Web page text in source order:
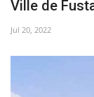
Ville de
Jul 20, 2022